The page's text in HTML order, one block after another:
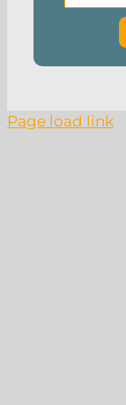
Page load link